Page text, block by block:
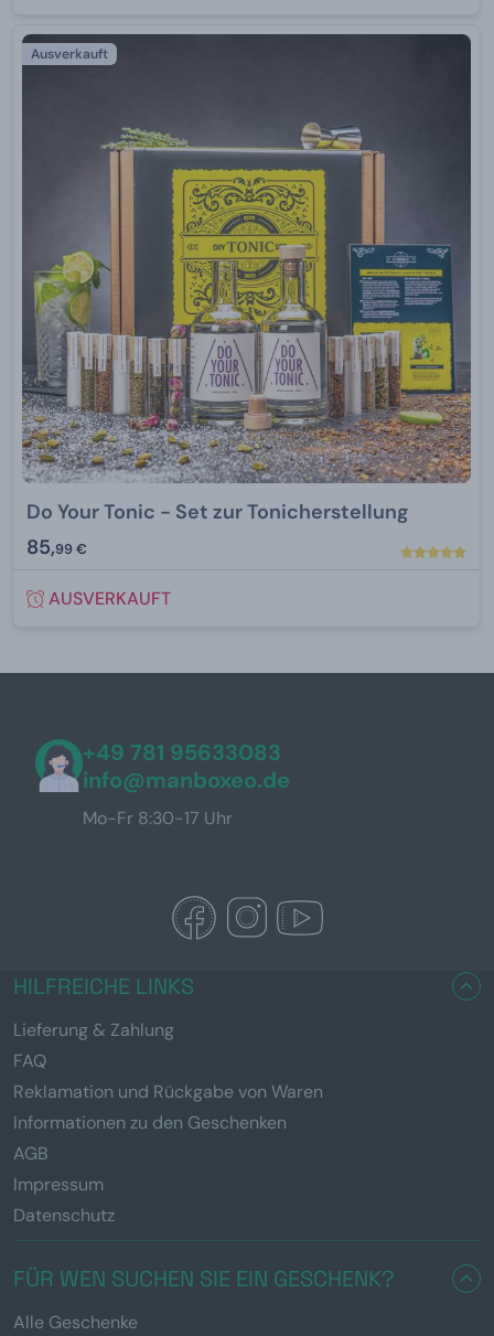
Ausverkauft
Do Your Tonic - Set zur Tonicherstellung
85,99 €
AUSVERKAUFT
+49 781 95633083
info@manboxeo.de
Mo-Fr 8:30-17 Uhr
HILFREICHE LINKS
Lieferung & Zahlung
FAQ
Reklamation und Rückgabe von Waren
Informationen zu den Geschenken
AGB
Impressum
Datenschutz
FÜR WEN SUCHEN SIE EIN GESCHENK?
Alle Geschenke